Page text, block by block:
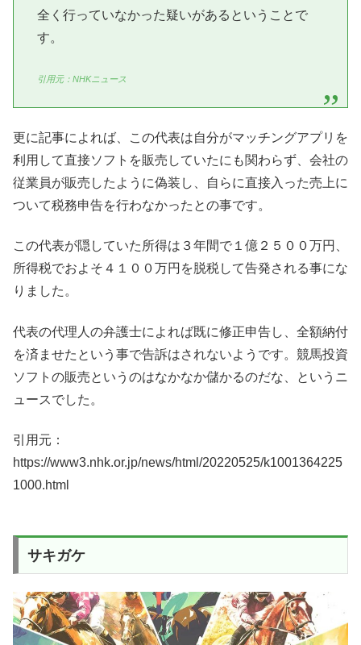
全く行っていなかった疑いがあるということで
す。
引用元：NHKニュース
更に記事によれば、この代表は自分がマッチングアプリを
利用して直接ソフトを販売していたにも関わらず、会社の
従業員が販売したように偽装し、自らに直接入った売上に
ついて税務申告を行わなかったとの事です。
この代表が隠していた所得は３年間で１億２５００万円、
所得税でおよそ４１００万円を脱税して告発される事にな
りました。
代表の代理人の弁護士によれば既に修正申告し、全額納付
を済ませたという事で告訴はされないようです。競馬投資
ソフトの販売というのはなかなか儲かるのだな、というニ
ュースでした。
引用元：
https://www3.nhk.or.jp/news/html/20220525/k1001364225
1000.html
サキガケ